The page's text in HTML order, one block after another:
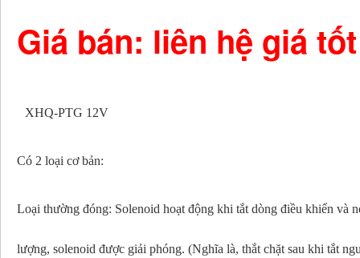
Giá bán: liên hệ giá tốt
XHQ-PTG 12V
Có 2 loại cơ bản:
Loại thường đóng: Solenoid hoạt động khi tắt dòng điều khiển và
lượng, solenoid được giải phóng. (Nghĩa là, thắt chặt sau khi tắt